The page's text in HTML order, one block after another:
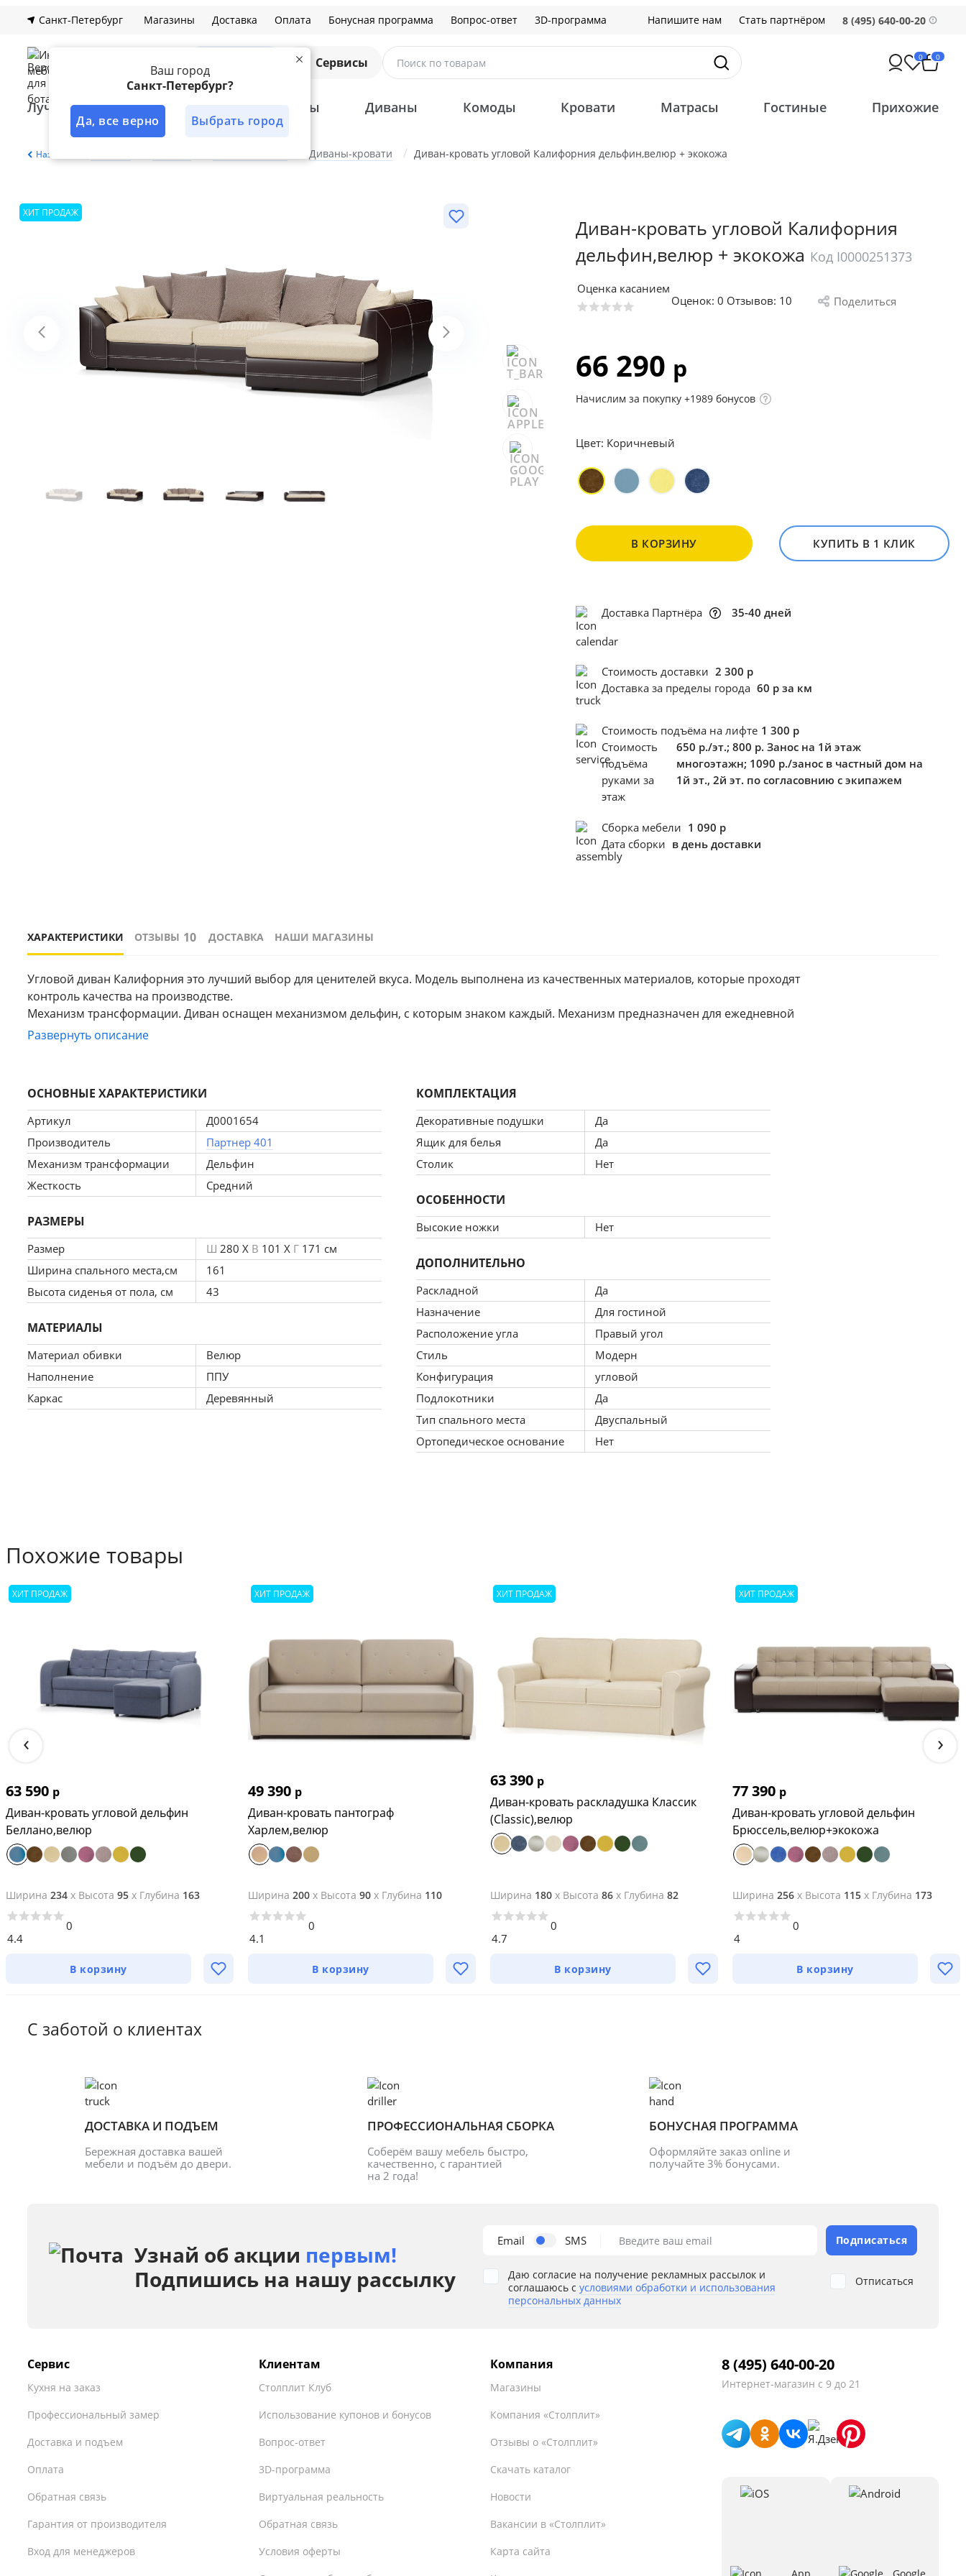
Ваш город
Санкт-Петербург?
Да, все верно Выбрать город
Санкт-Петербург Магазины Доставка Оплата Бонусная программа Вопрос-ответ 3D-программа Напишите нам Стать партнёром 8 (495) 640-00-20
Сервисы Поиск по товарам 0 0
Лучшее решение Шкафы Диваны Комоды Кровати Матрасы Гостиные Прихожие
Назад Диваны-кровати Диван-кровать угловой Калифорния дельфин,велюр + экокожа
ХИТ ПРОДАЖ
Диван-кровать угловой Калифорния
дельфин,велюр + экокожа Код I0000251373
Оценка касанием
Оценок: 0 Отзывов: 10 Поделиться
66 290 р
Начислим за покупку +1989 бонусов
Цвет: Коричневый
В КОРЗИНУ КУПИТЬ В 1 КЛИК
Доставка Партнёра 35-40 дней
Стоимость доставки 2 300 р
Доставка за пределы города 60 р за км
Стоимость подъёма на лифте 1 300 р
Стоимость
подъёма
руками за
этаж
650 р./эт.; 800 р. Занос на 1й этаж
многоэтажн; 1090 р./занос в частный дом на
1й эт., 2й эт. по согласовнию с экипажем
Сборка мебели 1 090 р
Дата сборки в день доставки
ХАРАКТЕРИСТИКИ ОТЗЫВЫ 10 ДОСТАВКА НАШИ МАГАЗИНЫ
Угловой диван Калифорния это лучший выбор для ценителей вкуса. Модель выполнена из качественных материалов, которые проходят
контроль качества на производстве.
Механизм трансформации. Диван оснащен механизмом дельфин, с которым знаком каждый. Механизм предназначен для ежедневной
эксплуатации и диван отлично подойдет для сна.
3.Качественные материалы.
Габаритные размеры: 780x1710x2800 мм
Спальное место: 2270 x 1610 мм
Высота от пола: 430 мм
Механизм раскладки: дельфин
Материал обивки: велюр
Ящик для хранения
В комплект входит: 4 декоративные подушки
Наполнитель:ППУ
Данная модель выполняется с правым углом,  если вам необходим левый угол, укажите пожалуйста это в комментарии к заказу или сообщите менеджеру.
Угол дивана определяется следующим образом:
Когда вы стоите лицом к дивану, если короткая часть дивана находится с левой стороны, значит угол левый.
Наполнение декоративных подушек из холофайбера (такое наполнение позволит дольше сохранять форму, 2шт. + 2590 руб)
Дополнительные декоративные подушки (1шт 45*45 см): 2590 руб
Задняя спинка в основной ткани: 5990 руб.
Развернуть описание
ОСНОВНЫЕ ХАРАКТЕРИСТИКИ
Артикул
Д0001654
Производитель
Партнер 401
Механизм трансформации
Дельфин
Жесткость
Средний
РАЗМЕРЫ
Размер Ш 280 X В 101 X Г 171 см
Ширина спального места,см
161
Высота сиденья от пола, см
43
МАТЕРИАЛЫ
Материал обивки
Велюр
Наполнение
ППУ
Каркас
Деревянный
КОМПЛЕКТАЦИЯ
Декоративные подушки
Да
Ящик для белья
Да
Столик
Нет
ОСОБЕННОСТИ
Высокие ножки Нет
ДОПОЛНИТЕЛЬНО
Раскладной
Да
Назначение
Для гостиной
Расположение угла
Правый угол
Стиль
Модерн
Конфигурация
угловой
Подлокотники
Да
Тип спального места
Двуспальный
Ортопедическое основание
Нет
Похожие товары
ХИТ ПРОДАЖ
63 590 р
Диван-кровать угловой дельфин
Беллано,велюр
Ширина 234 x Высота 95 x Глубина 163
4.4
0
В корзину
ХИТ ПРОДАЖ
49 390 р
Диван-кровать пантограф
Харлем,велюр
Ширина 200 x Высота 90 x Глубина 110
4.1
0
В корзину
ХИТ ПРОДАЖ
63 390 р
Диван-кровать раскладушка Классик
(Classic),велюр
Ширина 180 x Высота 86 x Глубина 82
4.7
0
В корзину
ХИТ ПРОДАЖ
77 390 р
Диван-кровать угловой дельфин
Брюссель,велюр+экокожа
Ширина 256 x Высота 115 x Глубина 173
4
0
В корзину
‹ ›
С заботой о клиентах
ДОСТАВКА И ПОДЪЕМ
Бережная доставка вашей
мебели и подъём до двери.
ПРОФЕССИОНАЛЬНАЯ СБОРКА
Соберём вашу мебель быстро,
качественно, с гарантией
на 2 года!
БОНУСНАЯ ПРОГРАММА
Оформляйте заказ online и
получайте 3% бонусами.
Узнай об акции первым!
Подпишись на нашу рассылку
Email SMS Введите ваш email Подписаться
Даю согласие на получение рекламных рассылок и
соглашаюсь с условиями обработки и использования
персональных данных
Отписаться
Сервис
Кухня на заказ
Профессиональный замер
Доставка и подъем
Оплата
Обратная связь
Гарантия от производителя
Вход для менеджеров
Клиентам
Столплит Клуб
Использование купонов и бонусов
Вопрос-ответ
3D-программа
Виртуальная реальность
Обратная связь
Условия оферты
Компания
Магазины
Компания «Столплит»
Отзывы о «Столплит»
Скачать каталог
Новости
Вакансии в «Столплит»
Карта сайта
8 (495) 640-00-20
Интернет-магазин с 9 до 21